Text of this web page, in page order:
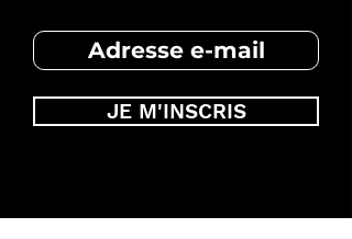
JE M'INSCRIS